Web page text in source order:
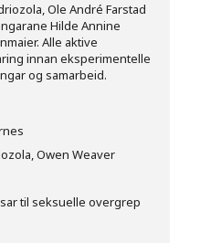
Ole André Farstad
Hilde Annine
Alle aktive
innan eksperimentelle
og samarbeid.
Owen Weaver
til seksuelle overgrep